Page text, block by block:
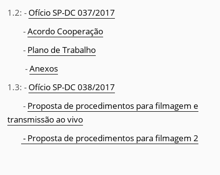
1.2: - Ofício SP-DC 037/2017
-Acordo Cooperação
- Plano de Trabalho
-Anexos
1.3: - Ofício SP-DC 038/2017
- Proposta de procedimentos para filmagem e
transmissão ao vivo
- Proposta de procedimentos para filmagem 2